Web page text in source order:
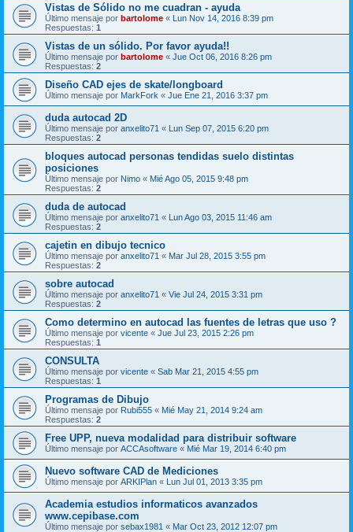
Vistas de Sólido no me cuadran - ayuda
Último mensaje por bartolome « Lun Nov 14, 2016 8:39 pm
Respuestas: 1
Vistas de un sólido. Por favor ayuda!!
Último mensaje por bartolome « Jue Oct 06, 2016 8:26 pm
Respuestas: 2
Diseño CAD ejes de skate/longboard
Último mensaje por MarkFork « Jue Ene 21, 2016 3:37 pm
duda autocad 2D
Último mensaje por anxelito71 « Lun Sep 07, 2015 6:20 pm
Respuestas: 2
bloques autocad personas tendidas suelo distintas
posiciones
Último mensaje por Nimo « Mié Ago 05, 2015 9:48 pm
Respuestas: 2
duda de autocad
Último mensaje por anxelito71 « Lun Ago 03, 2015 11:46 am
Respuestas: 2
cajetin en dibujo tecnico
Último mensaje por anxelito71 « Mar Jul 28, 2015 3:55 pm
Respuestas: 2
sobre autocad
Último mensaje por anxelito71 « Vie Jul 24, 2015 3:31 pm
Respuestas: 2
Como determino en autocad las fuentes de letras que uso ?
Último mensaje por vicente « Jue Jul 23, 2015 2:26 pm
Respuestas: 1
CONSULTA
Último mensaje por vicente « Sab Mar 21, 2015 4:55 pm
Respuestas: 1
Programas de Dibujo
Último mensaje por Rubi555 « Mié May 21, 2014 9:24 am
Respuestas: 2
Free UPP, nueva modalidad para distribuir software
Último mensaje por ACCAsoftware « Mié Mar 19, 2014 6:40 pm
Nuevo software CAD de Mediciones
Último mensaje por ARKIPlan « Lun Jul 01, 2013 3:35 pm
Academia estudios informaticos avanzados
www.cepibase.com
Último mensaje por sebax1981 « Mar Oct 23, 2012 12:07 pm